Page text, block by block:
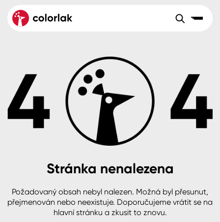
Velkoobchod Sortiment
Aktuality
Reference
O společnosti
B2B +420 800 145 555Po – Pá: 8:00–15:00
Česko
Slovensko Polsko Worldwide
Dřevo
Beton, asfalt, minerální podklady
Plast, sklo, keramika
Stěny
Fasády
Colorlak Dekor
Colorlak Profi
Colorlak Pta
Stránka nenalezena
Požadovaný obsah nebyl nalezen. Možná byl přesunut,
přejmenován nebo neexistuje. Doporučujeme vrátit se na
hlavní stránku a zkusit to znovu.